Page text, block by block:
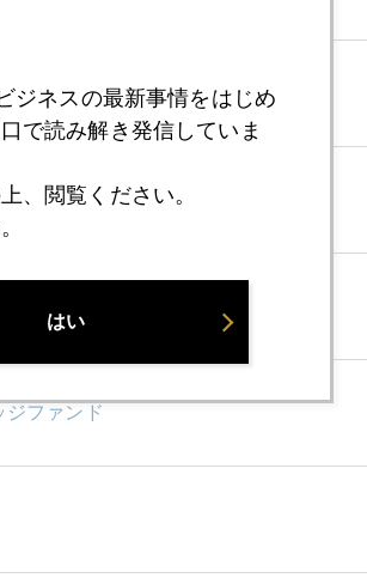
素通り
ファンド
ジネスの最新事情をはじめ
で読み解き発信していま
、閲覧ください。
はい